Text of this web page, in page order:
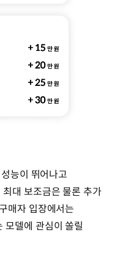
능이 뛰어나고
대 보조금은 물론 추가
매자 입장에서는
모델에 관심이 쏠릴